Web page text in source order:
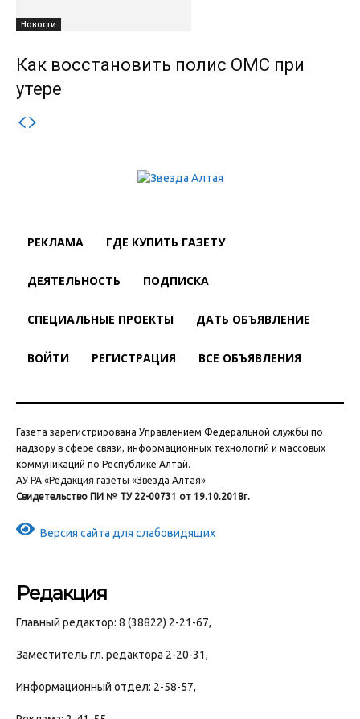
Новости
Как восстановить полис ОМС при
утере
РЕКЛАМА ГДЕ КУПИТЬ ГАЗЕТУ
ДЕЯТЕЛЬНОСТЬ ПОДПИСКА
СПЕЦИАЛЬНЫЕ ПРОЕКТЫ ДАТЬ ОБЪЯВЛЕНИЕ
ВОЙТИ РЕГИСТРАЦИЯ ВСЕ ОБЪЯВЛЕНИЯ
Газета зарегистрирована Управлением Федеральной службы по
надзору в сфере связи, информационных технологий и массовых
коммуникаций по Республике Алтай.
АУ РА «Редакция газеты «Звезда Алтая»
Свидетельство ПИ № ТУ 22-00731 от 19.10.2018г.
Версия сайта для слабовидящих
Редакция
Главный редактор: 8 (38822) 2-21-67,
Заместитель гл. редактора 2-20-31,
Информационный отдел: 2-58-57,